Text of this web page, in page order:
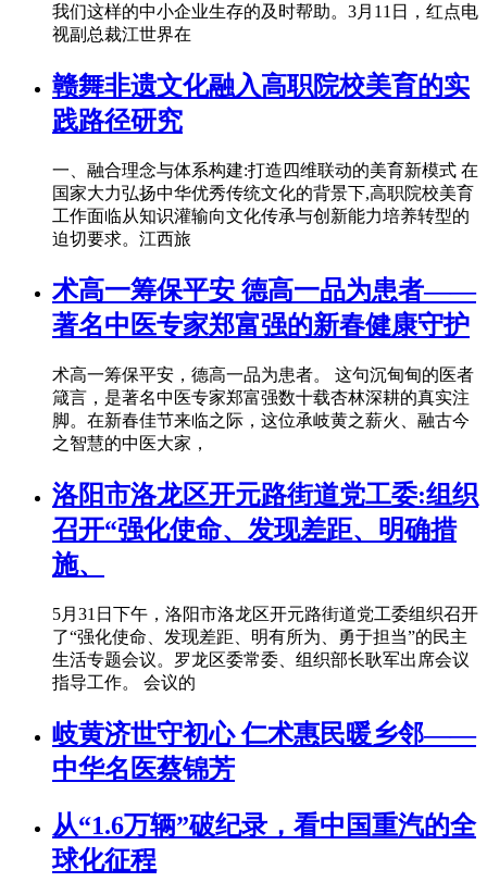
我们这样的中小企业生存的及时帮助。3月11日，红点电
视副总裁江世界在
赣舞非遗文化融入高职院校美育的实
践路径研究
一、融合理念与体系构建:打造四维联动的美育新模式 在
国家大力弘扬中华优秀传统文化的背景下,高职院校美育
工作面临从知识灌输向文化传承与创新能力培养转型的
迫切要求。江西旅
术高一筹保平安 德高一品为患者——
著名中医专家郑富强的新春健康守护
术高一筹保平安，德高一品为患者。 这句沉甸甸的医者
箴言，是著名中医专家郑富强数十载杏林深耕的真实注
脚。在新春佳节来临之际，这位承岐黄之薪火、融古今
之智慧的中医大家，
洛阳市洛龙区开元路街道党工委:组织
召开“强化使命、发现差距、明确措
施、
5月31日下午，洛阳市洛龙区开元路街道党工委组织召开
了“强化使命、发现差距、明有所为、勇于担当”的民主
生活专题会议。罗龙区委常委、组织部长耿军出席会议
指导工作。 会议的
岐黄济世守初心 仁术惠民暖乡邻——
中华名医蔡锦芳
从“1.6万辆”破纪录，看中国重汽的全
球化征程